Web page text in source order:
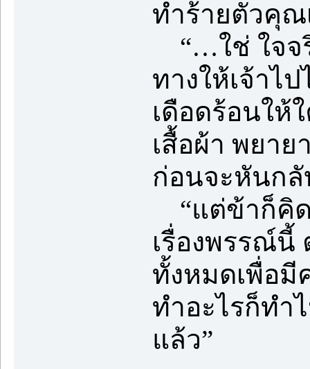
ทำร้ายตัวคุณ
“…ใช่ ใจจ
ทางให้เจ้าไ
เดือดร้อนให้
เสื้อผ้า พยา
ก่อนจะหันก
“แต่ข้าก็คิด
เรื่องพรรณ์นี้
ทั้งหมดเพื่อมี
ทำอะไรก็ทำ
แล้ว”